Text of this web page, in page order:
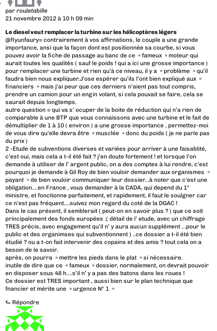
parrouletabille
21 novembre 2012 à 10 h 09 min
Le diesel veut remplacer la turbine sur les hélicoptères légers
@flyunfaury= contrairement à vos affirnations, le couple a une grande
importance, ansi que la façon dont est positionnée sa courbe, si vous
pouvez avoir la fiche de passage au banc de ce » fameux » moteur qui
aurait toutes les qualités ( sauf le poids ! qui a ici une grosse importance )
pour remplacer une turbine et rien qu’à ce niveau, il y a » problème » qu’il
faudra bien nous expliquer.J’ose espérer qu’ils l’ont bien expliqué aux »
financiers » mais j’ai peur que ces derniers n’aient pas tout compris,
prendre un camion pour un engin volant, si cela pouvait se faire, cela se
saurait depuis longtemps.
autre question = qui va s’ ocuper de la boite de réduction qui n’a rien de
comparable à une BTP que vous connaissons avec une turbine et le fait de
démultiplier de 1 à 10 ( environ ) a une grosse importance , permettez-moi
de vous dire qu’elle devra être » musclée » donc du poids ( je ne parle pas
du prix )
2 -Etude de subventions diverses et variées pour arriver à une faisablité,
c’est oui, mais cela a t-il été fait ? j’en doute fortement ! et lorsque l’on
demande à utiliser de l’ argent public, on a des comptes à lui rendre, c’est
pourquoi je demande à Gil Roy de bien vouloir demander aux organismes »
payant » de bien vouloir communiquer leur dossier…à noter que c’est une
obligation….en France , vous demander à la CADA, qui depend du 1°
ministre, et fonctionne parfaitement, et rapidement, il faut le soulgner car
ce n’est pas fréquent….suivez mon regard du coté de la DGAC !
Dans le cas présent, il semblerait ( peut-on en savoir plus ? ) que ce soit
principalement des fonds europées .( détail de l’ etude, avec un chiffrage
TRES précis, avec engagement qu’il n’ y aura aucun supplément …pour le
public et des organimses qui subventionnent ) ..ce dossier a t-il été bien
étudié ? ou a t-on fait intervenir des copains et des amis ? tout cela on a
besoin de le savoir.
après, on pourra » mettre les pieds dans le plat » si nécessaire.
inutile de dire que ce » fameux » dossier, normalement, on devrait pouvoir
en disposer sous 48 h….s’il n’ y a pas des batons dans les roues !
Ce dossier est TRES important , aussi bien sur le plan technique que
fnancier et mérite une » urgence N° 1 »
⮑ Répondre